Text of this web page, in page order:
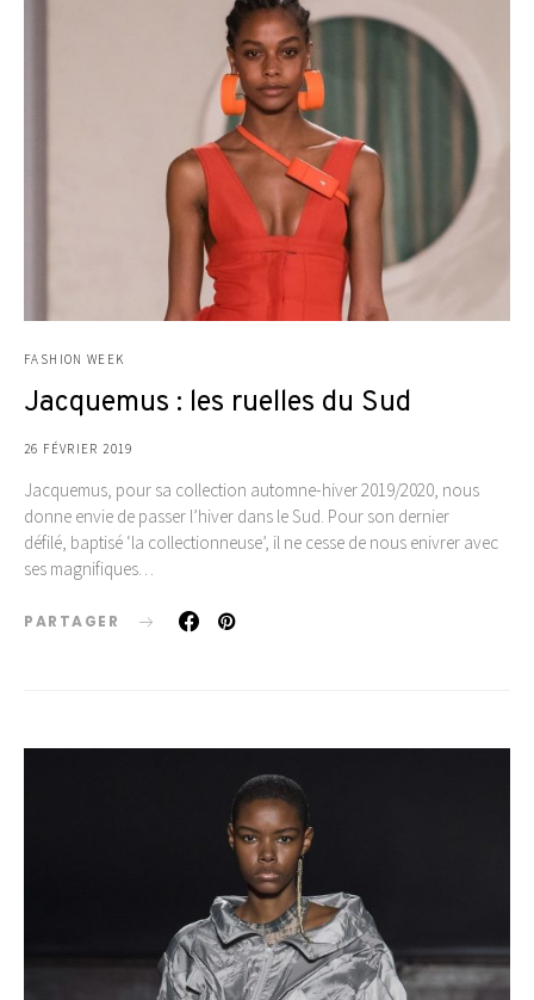
FASHION WEEK
Jacquemus : les ruelles du Sud
26 FÉVRIER 2019
Jacquemus, pour sa collection automne-hiver 2019/2020, nous
donne envie de passer l’hiver dans le Sud. Pour son dernier
défilé, baptisé ‘la collectionneuse’, il ne cesse de nous enivrer avec
ses magnifiques…
PARTAGER